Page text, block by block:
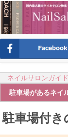
ネイルサロンガイド
駐車場があるネイ
駐車場付